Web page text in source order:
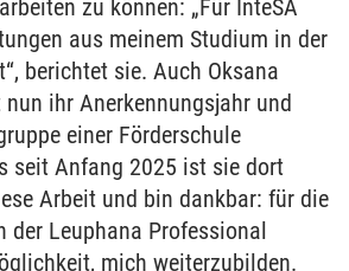
zu können: „Für InteSA
aus meinem Studium in der
berichtet sie. Auch Oksana
ihr Anerkennungsjahr und
einer Förderschule
seit Anfang 2025 ist sie dort
Arbeit und bin dankbar: für die
der Leuphana Professional
mich weiterzubilden.